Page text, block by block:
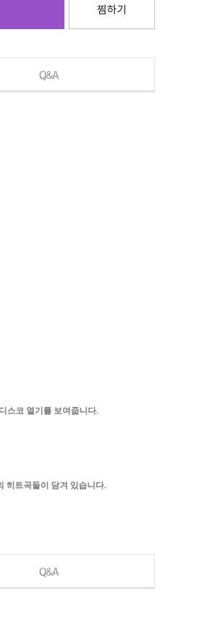
찜하기
Q&A
스코 열기를 보여줍니다.
히트곡들이 담겨 있습니다.
Q&A